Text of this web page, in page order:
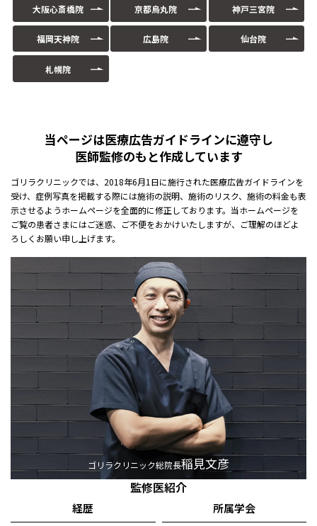
大阪心斎橋院 京都烏丸院 神戸三宮院
福岡天神院 広島院 仙台院
札幌院
当ページは医療広告ガイドラインに遵守し
医師監修のもと作成しています
ゴリラクリニックでは、2018年6月1日に施行された医療広告ガイドラインを
受け、症例写真を掲載する際には施術の説明、施術のリスク、施術の料金も表
示させるようホームページを全面的に修正しております。当ホームページを
ご覧の患者さまにはご迷惑、ご不便をおかけいたしますが、ご理解のほどよ
ろしくお願い申し上げます。
ゴリラクリニック総院長稲見文彦
監修医紹介
経歴 所属学会